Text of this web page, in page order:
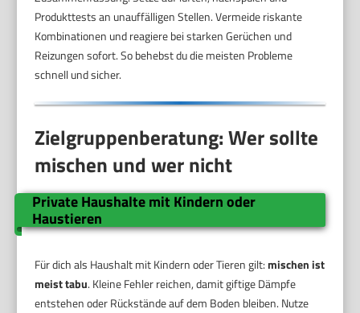
Produkttests an unauffälligen Stellen. Vermeide riskante
Kombinationen und reagiere bei starken Gerüchen und
Reizungen sofort. So behebst du die meisten Probleme
schnell und sicher.
Zielgruppenberatung: Wer sollte
mischen und wer nicht
Private Haushalte mit Kindern oder
Haustieren
Für dich als Haushalt mit Kindern oder Tieren gilt:mischen ist
meist tabu. Kleine Fehler reichen, damit giftige Dämpfe
entstehen oder Rückstände auf dem Boden bleiben. Nutze